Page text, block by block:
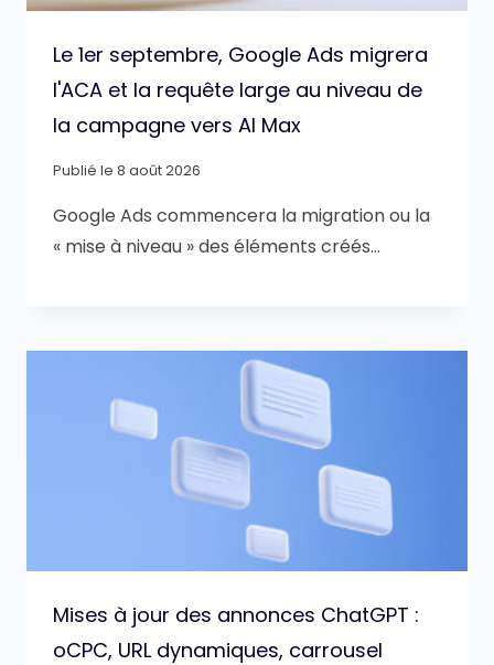
Le 1er septembre, Google Ads migrera
l'ACA et la requête large au niveau de
la campagne vers AI Max
Publié le 8 août 2026
Google Ads commencera la migration ou la
« mise à niveau » des éléments créés…
Mises à jour des annonces ChatGPT :
oCPC, URL dynamiques, carrousel